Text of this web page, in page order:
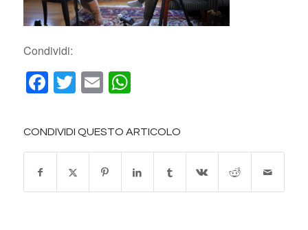
Condividi:
Facebook
Twitter
EmailWhatsApp
CONDIVIDI QUESTO ARTICOLO